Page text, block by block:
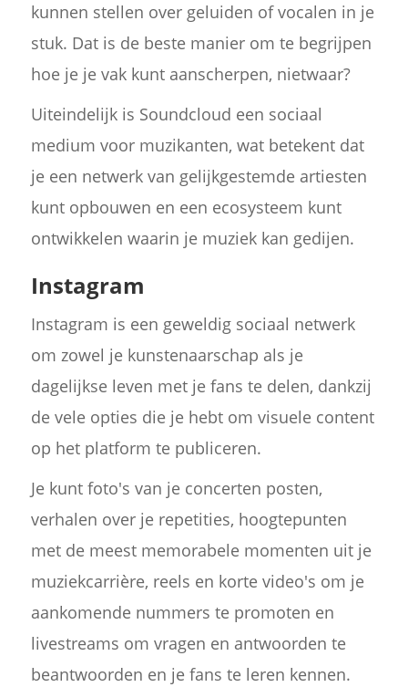
kunnen stellen over geluiden of vocalen in je
stuk. Dat is de beste manier om te begrijpen
hoe je je vak kunt aanscherpen, nietwaar?
Uiteindelijk is Soundcloud een sociaal
medium voor muzikanten, wat betekent dat
je een netwerk van gelijkgestemde artiesten
kunt opbouwen en een ecosysteem kunt
ontwikkelen waarin je muziek kan gedijen.
Instagram
Instagram is een geweldig sociaal netwerk
om zowel je kunstenaarschap als je
dagelijkse leven met je fans te delen, dankzij
de vele opties die je hebt om visuele content
op het platform te publiceren.
Je kunt foto's van je concerten posten,
verhalen over je repetities, hoogtepunten
met de meest memorabele momenten uit je
muziekcarrière, reels en korte video's om je
aankomende nummers te promoten en
livestreams om vragen en antwoorden te
beantwoorden en je fans te leren kennen.